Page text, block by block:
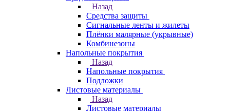
Назад
Средства защиты
Сигнальные ленты и жилеты
Плёнки малярные (укрывные)
Комбинезоны
Напольные покрытия
Назад
Напольные покрытия
Подложки
Листовые материалы
Назад
Листовые материалы